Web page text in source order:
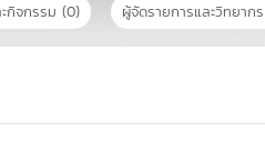
กิจกรรม (0) ผู้จัดรายการและวิทยากร